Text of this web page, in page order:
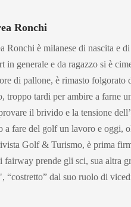
Ronchi
Ronchi è milanese di nascita e
in generale e da ragazzo si è
di pallone, è rimasto folgorato
troppo tardi per ambire a farne
il brivido e la tensione
a fare del golf un lavoro e oggi,
Golf & Turismo, è prima
fairway prende gli sci, sua altra
“costretto” dal suo ruolo di